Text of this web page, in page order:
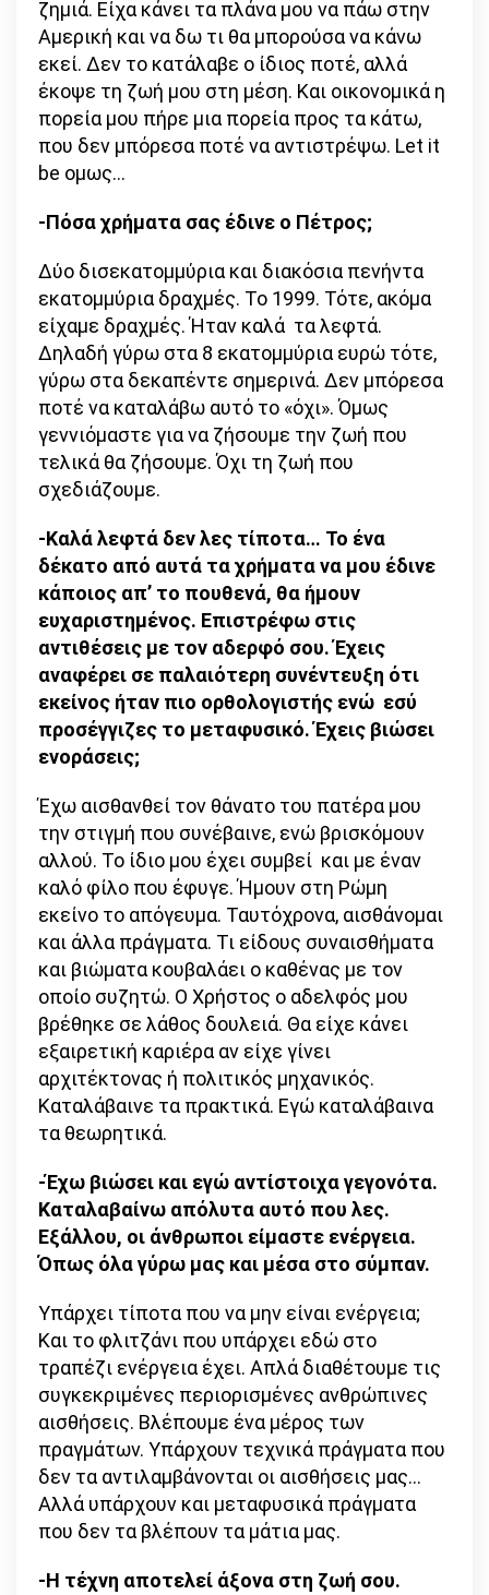
ζημιά. Είχα κάνει τα πλάνα μου να πάω στην
Αμερική και να δω τι θα μπορούσα να κάνω
εκεί. Δεν το κατάλαβε ο ίδιος ποτέ, αλλά
έκοψε τη ζωή μου στη μέση. Και οικονομικά η
πορεία μου πήρε μια πορεία προς τα κάτω,
που δεν μπόρεσα ποτέ να αντιστρέψω. Let it
be ομως…
-Πόσα χρήματα σας έδινε ο Πέτρος;
Δύο δισεκατομμύρια και διακόσια πενήντα
εκατομμύρια δραχμές. Το 1999. Τότε, ακόμα
είχαμε δραχμές. Ήταν καλά τα λεφτά.
Δηλαδή γύρω στα 8 εκατομμύρια ευρώ τότε,
γύρω στα δεκαπέντε σημερινά. Δεν μπόρεσα
ποτέ να καταλάβω αυτό το «όχι». Όμως
γεννιόμαστε για να ζήσουμε την ζωή που
τελικά θα ζήσουμε. Όχι τη ζωή που
σχεδιάζουμε.
-Καλά λεφτά δεν λες τίποτα… Το ένα
δέκατο από αυτά τα χρήματα να μου έδινε
κάποιος απ’ το πουθενά, θα ήμουν
ευχαριστημένος. Επιστρέφω στις
αντιθέσεις με τον αδερφό σου. Έχεις
αναφέρει σε παλαιότερη συνέντευξη ότι
εκείνος ήταν πιο ορθολογιστής ενώ εσύ
προσέγγιζες το μεταφυσικό. Έχεις βιώσει
ενοράσεις;
Έχω αισθανθεί τον θάνατο του πατέρα μου
την στιγμή που συνέβαινε, ενώ βρισκόμουν
αλλού. Το ίδιο μου έχει συμβεί και με έναν
καλό φίλο που έφυγε. Ήμουν στη Ρώμη
εκείνο το απόγευμα. Ταυτόχρονα, αισθάνομαι
και άλλα πράγματα. Τι είδους συναισθήματα
και βιώματα κουβαλάει ο καθένας με τον
οποίο συζητώ. Ο Χρήστος ο αδελφός μου
βρέθηκε σε λάθος δουλειά. Θα είχε κάνει
εξαιρετική καριέρα αν είχε γίνει
αρχιτέκτονας ή πολιτικός μηχανικός.
Καταλάβαινε τα πρακτικά. Εγώ καταλάβαινα
τα θεωρητικά.
-Έχω βιώσει και εγώ αντίστοιχα γεγονότα.
Καταλαβαίνω απόλυτα αυτό που λες.
Εξάλλου, οι άνθρωποι είμαστε ενέργεια.
Όπως όλα γύρω μας και μέσα στο σύμπαν.
Υπάρχει τίποτα που να μην είναι ενέργεια;
Και το φλιτζάνι που υπάρχει εδώ στο
τραπέζι ενέργεια έχει. Απλά διαθέτουμε τις
συγκεκριμένες περιορισμένες ανθρώπινες
αισθήσεις. Βλέπουμε ένα μέρος των
πραγμάτων. Υπάρχουν τεχνικά πράγματα που
δεν τα αντιλαμβάνονται οι αισθήσεις μας…
Αλλά υπάρχουν και μεταφυσικά πράγματα
που δεν τα βλέπουν τα μάτια μας.
-Η τέχνη αποτελεί άξονα στη ζωή σου.